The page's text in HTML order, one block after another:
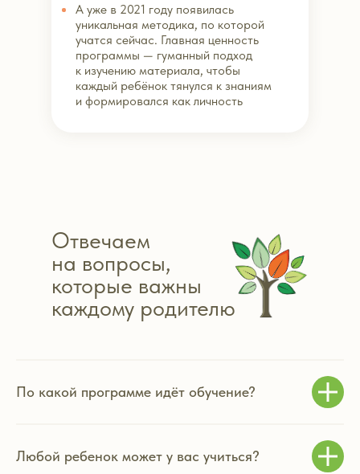
А уже в 2021 году появилась
уникальная методика, по которой
учатся сейчас. Главная ценность
программы — гуманный подход
к изучению материала, чтобы
каждый ребёнок тянулся к знаниям
и формировался как личность
Отвечаем
на вопросы,
которые важны
каждому родителю
По какой программе идёт обучение?
Любой ребенок может у вас учиться?